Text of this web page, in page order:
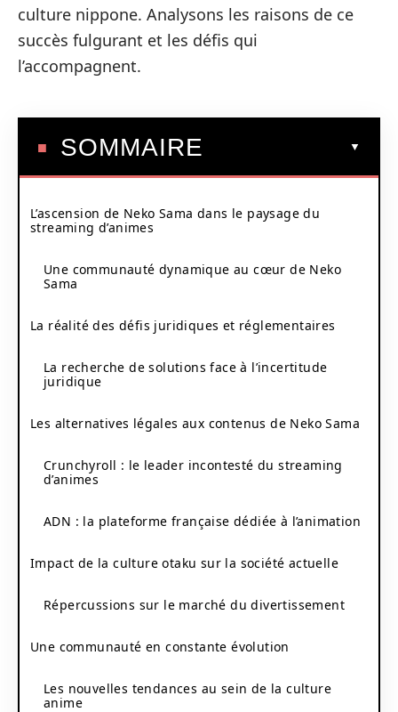
culture nippone. Analysons les raisons de ce
succès fulgurant et les défis qui
l’accompagnent.
SOMMAIRE
L’ascension de Neko Sama dans le paysage du
streaming d’animes
Une communauté dynamique au cœur de Neko
Sama
La réalité des défis juridiques et réglementaires
La recherche de solutions face à l’incertitude
juridique
Les alternatives légales aux contenus de Neko Sama
Crunchyroll : le leader incontesté du streaming
d’animes
ADN : la plateforme française dédiée à l’animation
Impact de la culture otaku sur la société actuelle
Répercussions sur le marché du divertissement
Une communauté en constante évolution
Les nouvelles tendances au sein de la culture
anime